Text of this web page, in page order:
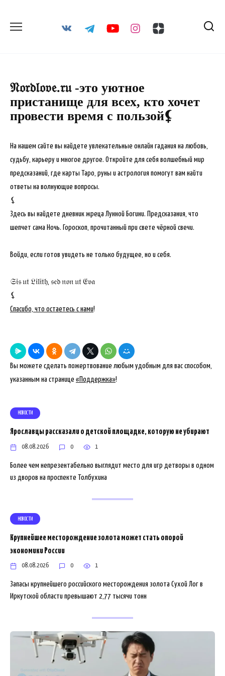
содержанию
𝔑𝔬𝔯𝔡𝔩𝔬𝔳𝔢.𝔯𝔲 -это уютное
пристанище для всех, кто хочет
провести время с пользой⚸
На нашем сайте вы найдете увлекательные онлайн гадания на любовь,
судьбу, карьеру и многое другое. Откройте для себя волшебный мир
предсказаний, где карты Таро, руны и астрология помогут вам найти
ответы на волнующие вопросы.
⚸
Здесь вы найдете дневник жреца Лунной Богини. Предсказания, что
шепчет сама Ночь. Гороскоп, прочитанный при свете чёрной свечи.
Войди, если готов увидеть не только будущее, но и себя.
𝔖𝔦𝔰 𝔲𝔱 𝔏𝔦𝔩𝔦𝔱𝔥, 𝔰𝔢𝔡 𝔫𝔬𝔫 𝔲𝔱 𝔈𝔳𝔞
⚸
Спасибо, что остаетесь с нами!
Вы можете сделать пожертвование любым удобным для вас способом,
указанным на странице «Поддержка»!
НОВОСТИ
Ярославцы рассказали о детской площадке, которую не убирают
08.08.2026 0 1
Более чем непрезентабельно выглядит место для игр детворы в одном
из дворов на проспекте Толбухина
НОВОСТИ
Крупнейшее месторождение золота может стать опорой
экономики России
08.08.2026 0 1
Запасы крупнейшего российского месторождения золота Сухой Лог в
Иркутской области превышают 2,77 тысячи тонн